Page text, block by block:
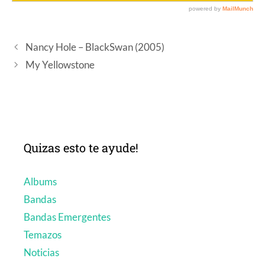
Nancy Hole – BlackSwan (2005)
My Yellowstone
Quizas esto te ayude!
Albums
Bandas
Bandas Emergentes
Temazos
Noticias